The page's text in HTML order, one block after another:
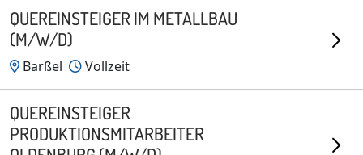
QUEREINSTEIGER IM METALLBAU
(M/W/D)
Barßel Vollzeit
QUEREINSTEIGER
PRODUKTIONSMITARBEITER